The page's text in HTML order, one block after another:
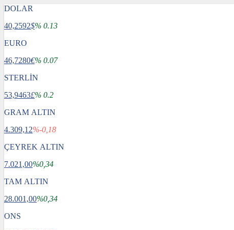
DOLAR
40,2592$% 0.13
EURO
46,7280€% 0.07
STERLİN
53,9463£% 0.2
GRAM ALTIN
4.309,12%-0,18
ÇEYREK ALTIN
7.021,00%0,34
TAM ALTIN
28.001,00%0,34
ONS